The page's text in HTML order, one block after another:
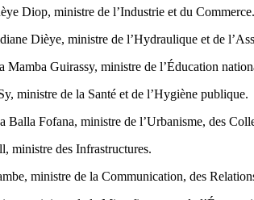
Diop, ministre de l’Industrie et du Commerce.
Dièye, ministre de l’Hydraulique et de
Mamba Guirassy, ministre de l’Éducation
ministre de la Santé et de l’Hygiène publique.
Balla Fofana, ministre de l’Urbanisme, des
ministre des Infrastructures.
ministre de la Communication, des